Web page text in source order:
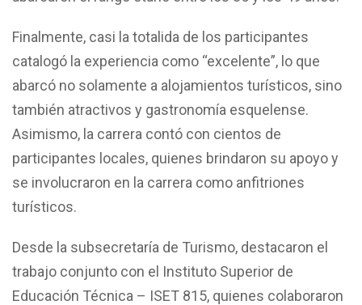
Finalmente, casi la totalida de los participantes
catalogó la experiencia como “excelente”, lo que
abarcó no solamente a alojamientos turísticos, sino
también atractivos y gastronomía esquelense.
Asimismo, la carrera contó con cientos de
participantes locales, quienes brindaron su apoyo y
se involucraron en la carrera como anfitriones
turísticos.
Desde la subsecretaría de Turismo, destacaron el
trabajo conjunto con el Instituto Superior de
Educación Técnica – ISET 815, quienes colaboraron